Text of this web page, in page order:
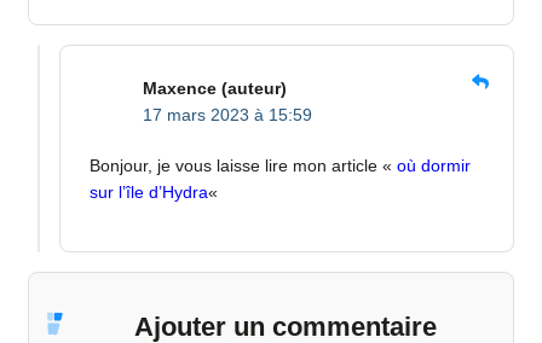
Maxence (auteur)
17 mars 2023 à 15:59
Bonjour, je vous laisse lire mon article « où dormir
sur l’île d’Hydra«
Ajouter un commentaire